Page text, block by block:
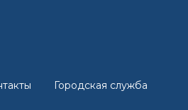
Городская служба